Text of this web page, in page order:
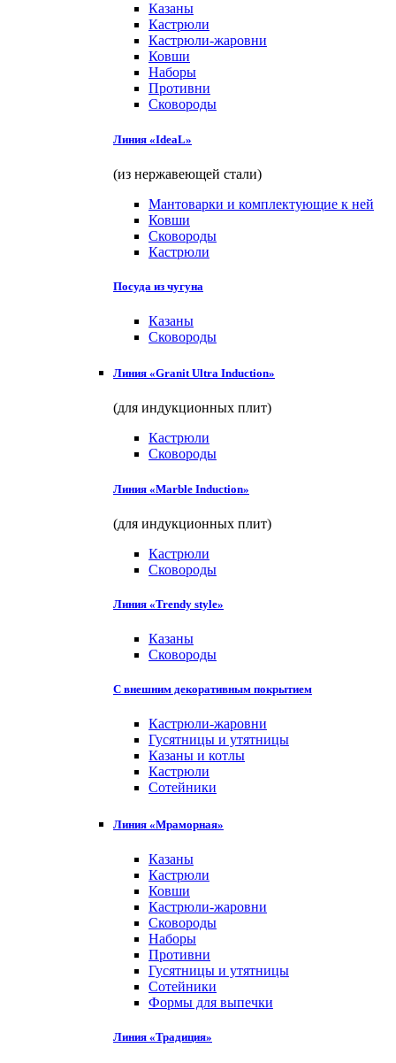
Казаны
Кастрюли
Кастрюли-жаровни
Ковши
Наборы
Противни
Сковороды
Линия «IdeaL»
(из нержавеющей стали)
Мантоварки и комплектующие к ней
Ковши
Сковороды
Кастрюли
Посуда из чугуна
Казаны
Сковороды
Линия «Granit Ultra Induction»
(для индукционных плит)
Кастрюли
Сковороды
Линия «Marble Induction»
(для индукционных плит)
Кастрюли
Сковороды
Линия «Trendy style»
Казаны
Сковороды
С внешним декоративным покрытием
Кастрюли-жаровни
Гусятницы и утятницы
Казаны и котлы
Кастрюли
Сотейники
Линия «Мраморная»
Казаны
Кастрюли
Ковши
Кастрюли-жаровни
Сковороды
Наборы
Противни
Гусятницы и утятницы
Сотейники
Формы для выпечки
Линия «Традиция»